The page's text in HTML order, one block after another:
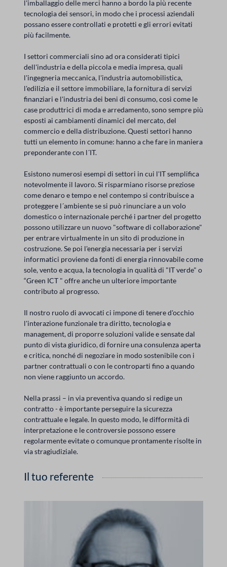
l'imballaggio delle merci hanno a bordo la più recente
tecnologia dei sensori, in modo che i processi aziendali
possano essere controllati e protetti e gli errori evitati
più facilmente.
I settori commerciali sino ad ora considerati tipici
dell'industria e della piccola e media impresa, quali
l'ingegneria meccanica, l'industria automobilistica,
l'edilizia e il settore immobiliare, la fornitura di servizi
finanziari e l'industria dei beni di consumo, così come le
case produttrici di moda e arredamento, sono sempre più
esposti ai cambiamenti dinamici del mercato, del
commercio e della distribuzione. Questi settori hanno
tutti un elemento in comune: hanno a che fare in maniera
preponderante con l´IT.
Esistono numerosi esempi di settori in cui l'IT semplifica
notevolmente il lavoro. Si risparmiano risorse preziose
come denaro e tempo e nel contempo si contribuisce a
proteggere l´ambiente se si può rinunciare a un volo
domestico o internazionale perché i partner del progetto
possono utilizzare un nuovo "software di collaborazione"
per entrare virtualmente in un sito di produzione in
costruzione. Se poi l'energia necessaria per i servizi
informatici proviene da fonti di energia rinnovabile come
sole, vento e acqua, la tecnologia in qualità di "IT verde" o
“Green ICT " offre anche un ulteriore importante
contributo al progresso.
Il nostro ruolo di avvocati ci impone di tenere d'occhio
l'interazione funzionale tra diritto, tecnologia e
management, di proporre soluzioni valide e sensate dal
punto di vista giuridico, di fornire una consulenza aperta
e critica, nonché di negoziare in modo sostenibile con i
partner contrattuali o con le controparti fino a quando
non viene raggiunto un accordo.
Nella prassi – in via preventiva quando si redige un
contratto - è importante perseguire la sicurezza
contrattuale e legale. In questo modo, le difformità di
interpretazione e le controversie possono essere
regolarmente evitate o comunque prontamente risolte in
via stragiudiziale.
Il tuo referente